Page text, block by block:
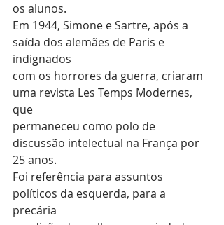
os alunos.
Em 1944, Simone e Sartre, após a
saída dos alemães de Paris e
indignados
com os horrores da guerra, criaram
uma revista Les Temps Modernes,
que
permaneceu como polo de
discussão intelectual na França por
25 anos.
Foi referência para assuntos
políticos da esquerda, para a
precária